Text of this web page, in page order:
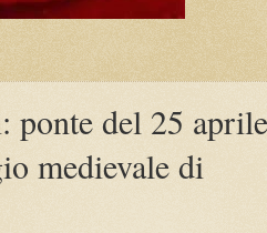
ponte del 25
medievale di